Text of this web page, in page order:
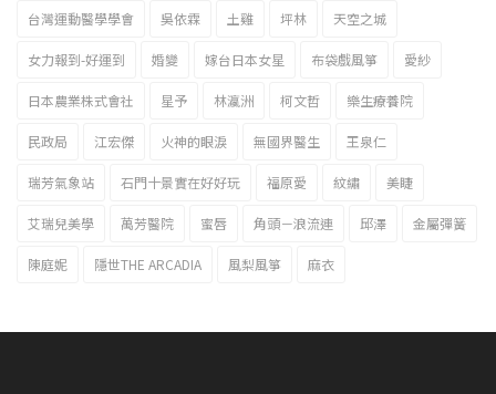
台灣運動醫學學會 吳依霖 土雞 坪林 天空之城
女力報到-好運到 婚變 嫁台日本女星 布袋戲風箏 愛紗
日本農業株式會社 星予 林瀛洲 柯文哲 樂生療養院
民政局 江宏傑 火神的眼淚 無國界醫生 王泉仁
瑞芳氣象站 石門十景實在好好玩 福原愛 紋繡 美睫
艾瑞兒美學 萬芳醫院 蜜唇 角頭－浪流連 邱澤 金屬彈簧
陳庭妮 隱世THE ARCADIA 風梨風箏 麻衣